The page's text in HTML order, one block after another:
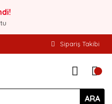
Sipariş Takibi
ARA